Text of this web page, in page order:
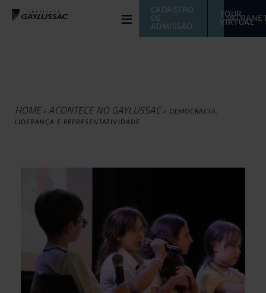
≡
CADASTRO
DE
ADMISSÃO
TOUR
VIRTUAL
HOME » ACONTECE NO GAYLUSSAC »
DEMOCRACIA,
LIDERANÇA E REPRESENTATIVIDADE